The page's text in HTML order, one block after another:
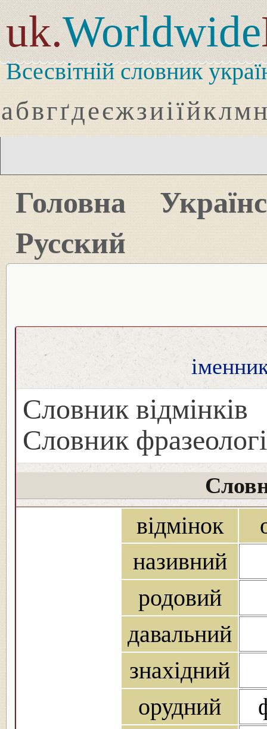
uk.Worldwide
Всесвітній словник
абвгґдеєжзиіїйклмн
Головна
Русский
Словник відмінків
Словник
відмінок
називний
родовий
давальний
знахідний
орудний